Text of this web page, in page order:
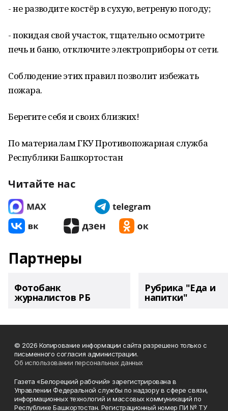
- не разводите костёр в сухую, ветреную погоду;
- покидая свой участок, тщательно осмотрите
печь и баню, отключите электроприборы от сети.
Соблюдение этих правил позволит избежать
пожара.
Берегите себя и своих близких!
По материалам ГКУ Противопожарная служба
Республики Башкортостан
Читайте нас
Партнеры
Фотобанк
журналистов РБ
Рубрика "Еда и
напитки"
© 2026 Копирование информации сайта разрешено только с
письменного согласия администрации.
Об использовании персональных данных
Газета «Белорецкий рабочий» зарегистрирована в
Управлении Федеральной службы по надзору в сфере связи,
информационных технологий и массовых коммуникаций по
Республике Башкортостан. Регистрационный номер ПИ № ТУ